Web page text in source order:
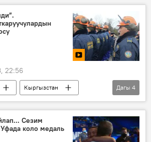
22:56
Кыргызстан
овчарка
Дагы 4
Сезим
коло медаль